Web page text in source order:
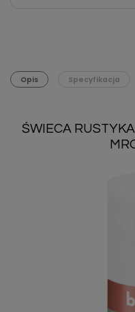
Opis Specyfikacja
ŚWIECA